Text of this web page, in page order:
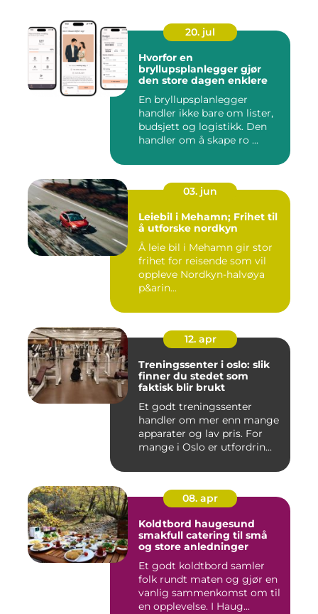
20. jul
Hvorfor en
bryllupsplanlegger gjør
den store dagen enklere
En bryllupsplanlegger
handler ikke bare om lister,
budsjett og logistikk. Den
handler om å skape ro ...
03. jun
Leiebil i Mehamn; Frihet til
å utforske nordkyn
Å leie bil i Mehamn gir stor
frihet for reisende som vil
oppleve Nordkyn-halvøya
p&arin...
12. apr
Treningssenter i oslo: slik
finner du stedet som
faktisk blir brukt
Et godt treningssenter
handler om mer enn mange
apparater og lav pris. For
mange i Oslo er utfordrin...
08. apr
Koldtbord haugesund
smakfull catering til små
og store anledninger
Et godt koldtbord samler
folk rundt maten og gjør en
vanlig sammenkomst om til
en opplevelse. I Haug...